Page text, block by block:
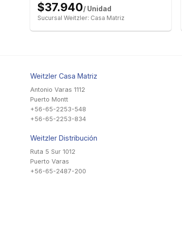
$37.940/ Unidad
Sucursal Weitzler: Casa Matriz
Weitzler Casa Matriz
Antonio Varas 1112
Puerto Montt
+56-65-2253-548
+56-65-2253-834
Weitzler Distribución
Ruta 5 Sur 1012
Puerto Varas
+56-65-2487-200